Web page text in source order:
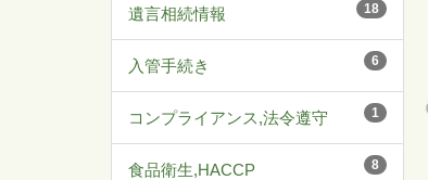
18
遺言相続情報
6
入管手続き
1
コンプライアンス,法令遵守
8
食品衛生,HACCP